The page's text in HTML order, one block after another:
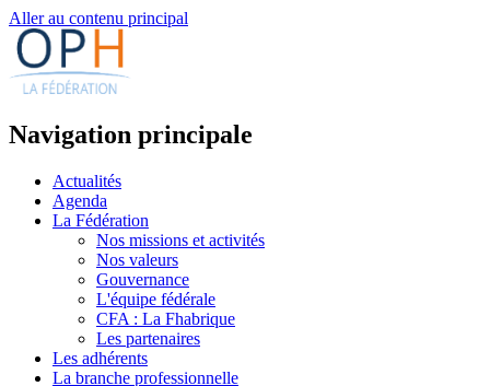
Aller au contenu principal
Navigation principale
Actualités
Agenda
La Fédération
Nos missions et activités
Nos valeurs
Gouvernance
L'équipe fédérale
CFA : La Fhabrique
Les partenaires
Les adhérents
La branche professionnelle